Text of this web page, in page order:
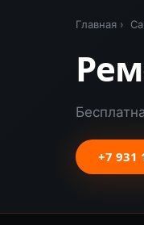
Главная ›
+7 931